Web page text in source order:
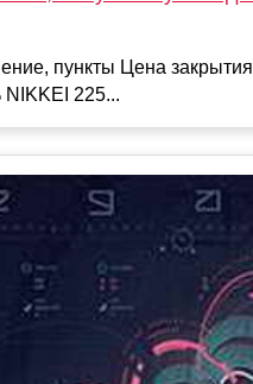
пункты Цена закрытия
225...